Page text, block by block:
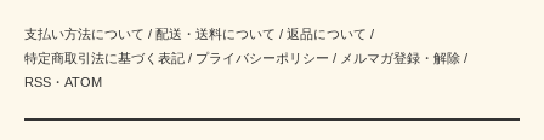
支払い方法について / 配送・送料について / 返品について /
特定商取引法に基づく表記 / プライバシーポリシー / メルマガ登録・解除 /
RSS ・ ATOM